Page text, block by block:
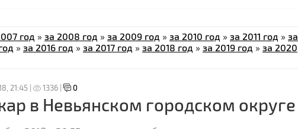
год » за 2008 год » за 2009 год » за 2010 год » за 2011 год » за
» за 2016 год » за 2017 год » за 2018 год » за 2019 год » за 2020
21:45 | 1336 | 0
в Невьянском городском округе